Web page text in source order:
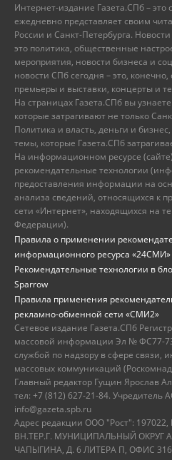
Интернет-издание Газета.СПб – это
ежедневно представляет своим
России и Санкт-Петербурга.
это политика, общественные
мероприятия, новости бизнеса и
новости СПб сегодня – это,
премьеры и выставки, концерты и
На страницах Газета.СПб вы
которые затрагивают не только
Политика и власть, деньги и
темы, которые Газета.СПб
На информационном ресурсе
рекомендательные технологии
предоставления информации на
анализа сведений, относящихся к
сети «Интернет», находящихся на
Федерации).
Правила о применении
информационного ресурса «24СМИ»
Рекомендательные технологии в
Sparrow
Правила применения
рекламно-обменной сети «СМИ2»
Сетевое издание Газета.СПб
массовой информации Эл № ФС77-
службой по надзору в сфере связи,
массовых коммуникаций
Главный редактор Гущин Ярослав
тел: +7 (812) 627-21-84.
info@gazeta.spb.ru
Адрес редакции ООО "Рост": 197022,
ВН.ТЕР.Г. МУНИЦИПАЛЬНЫЙ ОКРУГ
ЧАПЫГИНА, Д. 6 ЛИТЕРА П, ОФИС 316